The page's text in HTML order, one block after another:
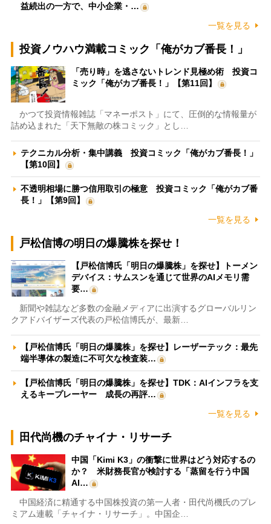
益続出の一方で、中小企業・…
一覧を見る
投資ノウハウ満載コミック「俺がカブ番長！」
「売り時」を逃さないトレンド見極め術 投資コ
ミック「俺がカブ番長！」【第11回】
かつて投資情報雑誌「マネーポスト」にて、圧倒的な情報量が
詰め込まれた「天下無敵の株コミック」とし…
テクニカル分析・集中講義 投資コミック「俺がカブ番長！」
【第10回】
不透明相場に勝つ信用取引の極意 投資コミック「俺がカブ番
長！」【第9回】
一覧を見る
戸松信博の明日の爆騰株を探せ！
【戸松信博氏「明日の爆騰株」を探せ】トーメン
デバイス：サムスンを通じて世界のAIメモリ需
要…
新聞や雑誌など多数の金融メディアに出演するグローバルリン
クアドバイザーズ代表の戸松信博氏が、最新…
【戸松信博氏「明日の爆騰株」を探せ】レーザーテック：最先
端半導体の製造に不可欠な検査装…
【戸松信博氏「明日の爆騰株」を探せ】TDK：AIインフラを支
えるキープレーヤー 成長の再評…
一覧を見る
田代尚機のチャイナ・リサーチ
中国「Kimi K3」の衝撃に世界はどう対応するの
か？ 米財務長官が検討する「蒸留を行う中国
AI…
中国経済に精通する中国株投資の第一人者・田代尚機氏のプレ
ミアム連載「チャイナ・リサーチ」。中国企…